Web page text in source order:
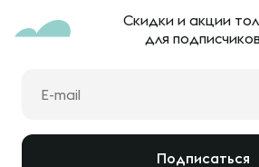
Скидки и акции
для подписчиков
Подписаться